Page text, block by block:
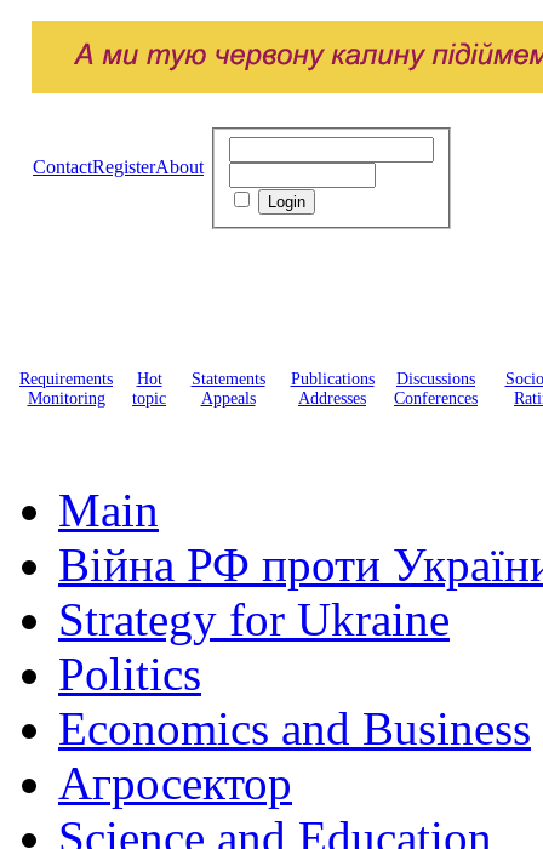
ContactRegisterAbout
Requirements
Monitoring
Hot
topic
Statements
Appeals
Publications
Addresses
Discussions
Conferences
Main
Війна РФ проти
Strategy for Ukraine
Politics
Economics and Business
Агросектор
Science and Education